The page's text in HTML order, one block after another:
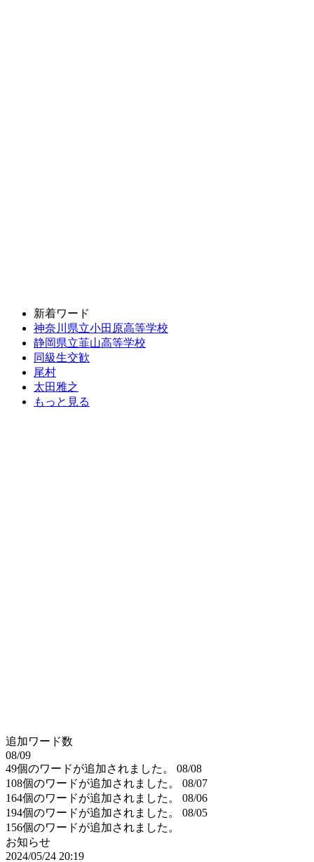
新着ワード
神奈川県立小田原高等学校
静岡県立韮山高等学校
同級生交歓
尾村
太田雅之
もっと見る
追加ワード数
08/09
49個のワードが追加されました。
08/08
108個のワードが追加されました。
08/07
164個のワードが追加されました。
08/06
194個のワードが追加されました。
08/05
156個のワードが追加されました。
お知らせ
2024/05/24 20:19